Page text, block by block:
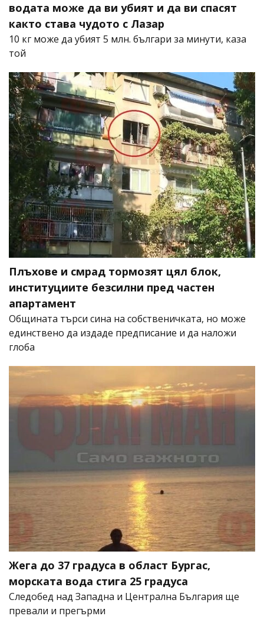
водата може да ви убият и да ви спасят
както става чудото с Лазар
10 кг може да убият 5 млн. българи за минути, каза
той
Плъхове и смрад тормозят цял блок,
институциите безсилни пред частен
апартамент
Общината търси сина на собственичката, но може
единствено да издаде предписание и да наложи
глоба
Жега до 37 градуса в област Бургас,
морската вода стига 25 градуса
Следобед над Западна и Централна България ще
превали и прегърми